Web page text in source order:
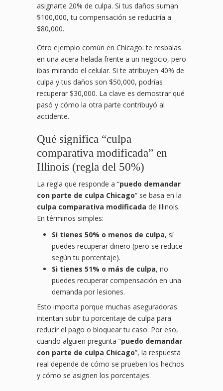
asignarte 20% de culpa. Si tus daños suman
$100,000, tu compensación se reduciría a
$80,000.
Otro ejemplo común en Chicago: te resbalas
en una acera helada frente a un negocio, pero
ibas mirando el celular. Si te atribuyen 40% de
culpa y tus daños son $50,000, podrías
recuperar $30,000. La clave es demostrar qué
pasó y cómo la otra parte contribuyó al
accidente.
Qué significa “culpa
comparativa modificada” en
Illinois (regla del 50%)
La regla que responde a “puedo demandar
con parte de culpa Chicago” se basa en la
culpa comparativa modificada de Illinois.
En términos simples:
Si tienes 50% o menos de culpa, sí
puedes recuperar dinero (pero se reduce
según tu porcentaje).
Si tienes 51% o más de culpa, no
puedes recuperar compensación en una
demanda por lesiones.
Esto importa porque muchas aseguradoras
intentan subir tu porcentaje de culpa para
reducir el pago o bloquear tu caso. Por eso,
cuando alguien pregunta “puedo demandar
con parte de culpa Chicago”, la respuesta
real depende de cómo se prueben los hechos
y cómo se asignen los porcentajes.